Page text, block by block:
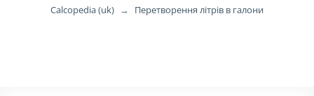
Calcopedia (uk) → Перетворення літрів в галони